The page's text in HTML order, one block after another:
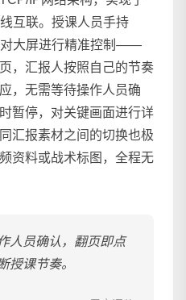
互联。授课人员手持
对大屏进行精准控制——
，汇报人按照自己的节奏
，无需等待操作人员确
暂停，对关键画面进行详
汇报素材之间的切换也极
资料或战术标图，全程无
人员确认，翻页即点
授课节奏。